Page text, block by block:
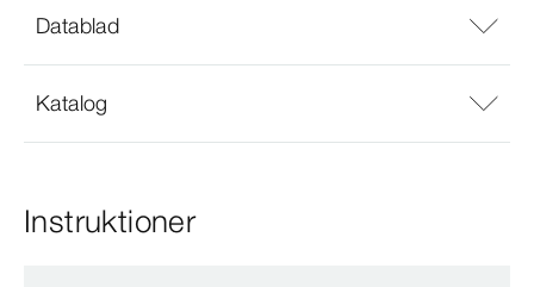
Datablad
Katalog
Instruktioner